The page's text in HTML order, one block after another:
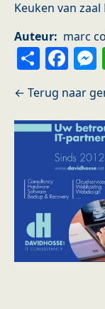
Keuken van
Auteur
marc
Share